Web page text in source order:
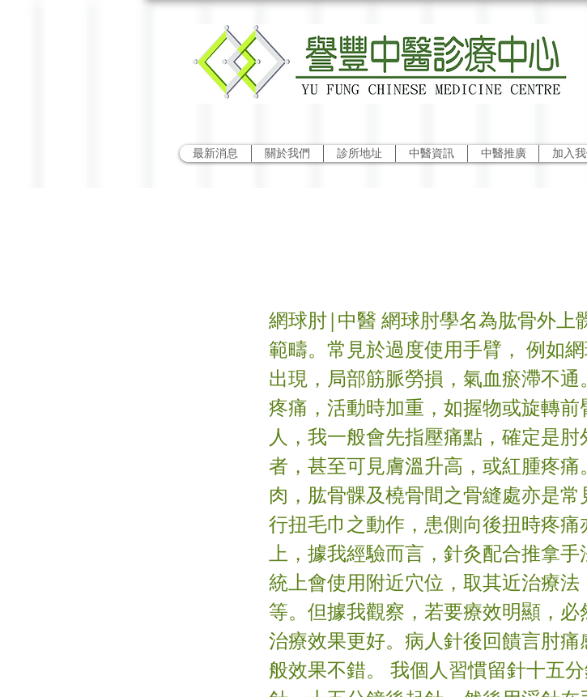
最新消息 關於我們 診所地址 中醫資訊 中醫推廣 加入
網球肘|中醫 網球肘學名為肱骨外上
範疇。常見於過度使用手臂， 例如
出現，局部筋脈勞損，氣血瘀滯不
疼痛，活動時加重，如握物或旋轉
人，我一般會先指壓痛點，確定是
者，甚至可見膚溫升高，或紅腫疼
肉，肱骨髁及橈骨間之骨縫處亦是
行扭毛巾之動作，患側向後扭時疼
上，據我經驗而言，針灸配合推拿
統上會使用附近穴位，取其近治療
等。但據我觀察，若要療效明顯，必
治療效果更好。病人針後回饋言肘
般效果不錯。 我個人習慣留針十五